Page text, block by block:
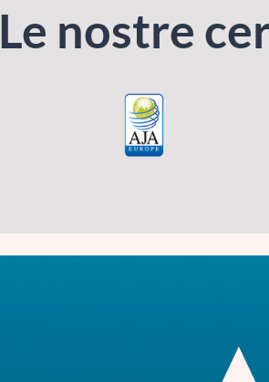
Le nostre